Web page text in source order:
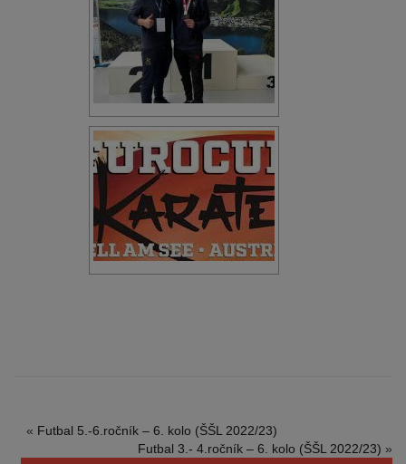
« Futbal 5.-6.ročník – 6. kolo (ŠŠL 2022/23)
Futbal 3.- 4.ročník – 6. kolo (ŠŠL 2022/23) »